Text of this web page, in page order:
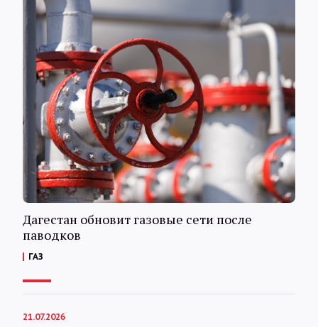
Дагестан обновит газовые сети после
паводков
ГАЗ
21.07.2026